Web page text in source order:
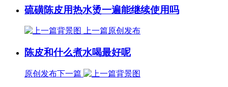
硫磺陈皮用热水烫一遍能继续使用吗
上一篇原创发布
陈皮和什么煮水喝最好呢
原创发布下一篇